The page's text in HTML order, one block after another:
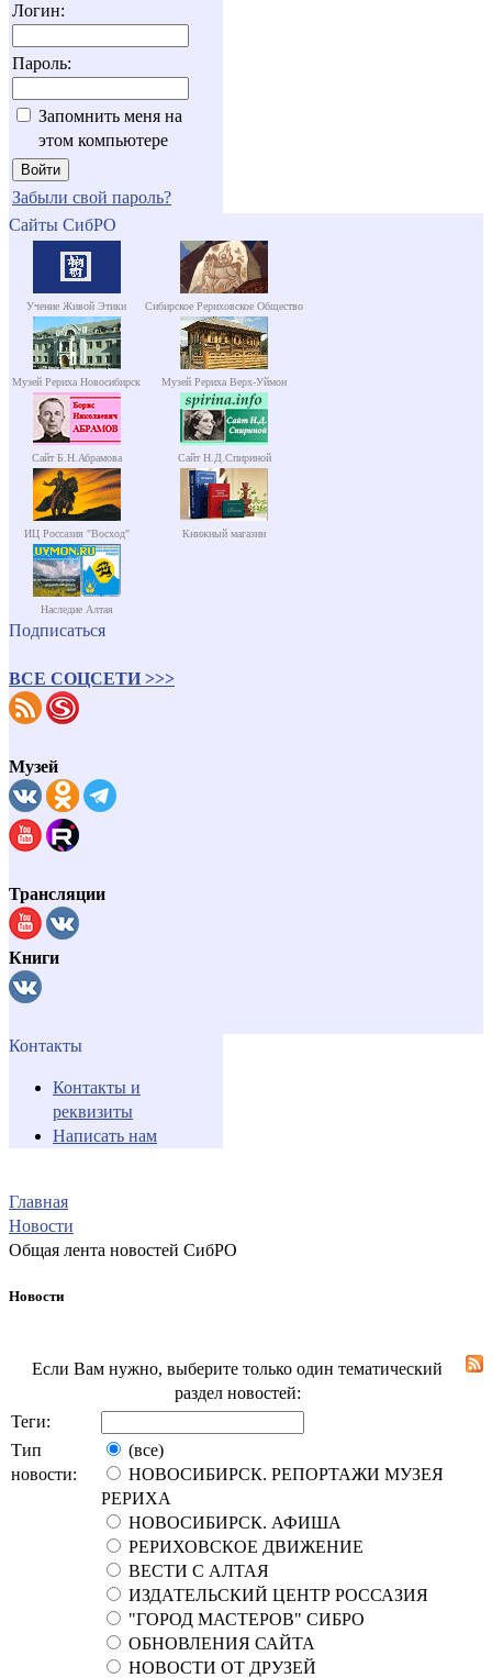
Логин:
Пароль:
Запомнить меня на
этом компьютере
Забыли свой пароль?
Сайты СибРО
Учение Живой Этики Сибирское Рериховское Общество
Музей Рериха Новосибирск Музей Рериха Верх-Уймон
Сайт Б.Н.Абрамова Сайт Н.Д.Спириной
ИЦ Россазия "Восход" Книжный магазин
Наследие Алтая
Подписаться
ВСЕ СОЦСЕТИ >>>
Музей
Трансляции
Книги
Контакты
Контакты и
реквизиты
Написать нам
Главная
Новости
Общая лента новостей СибРО
Новости
Если Вам нужно, выберите только один тематический
раздел новостей:
Теги:
Тип
новости:
(все)
НОВОСИБИРСК. РЕПОРТАЖИ МУЗЕЯ
РЕРИХА
НОВОСИБИРСК. АФИША
РЕРИХОВСКОЕ ДВИЖЕНИЕ
ВЕСТИ С АЛТАЯ
ИЗДАТЕЛЬСКИЙ ЦЕНТР РОССАЗИЯ
"ГОРОД МАСТЕРОВ" СИБРО
ОБНОВЛЕНИЯ САЙТА
НОВОСТИ ОТ ДРУЗЕЙ